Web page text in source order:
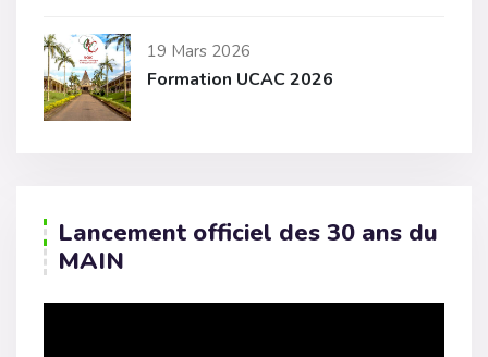
19 Mars 2026
Formation UCAC 2026
Lancement officiel des 30 ans du
MAIN